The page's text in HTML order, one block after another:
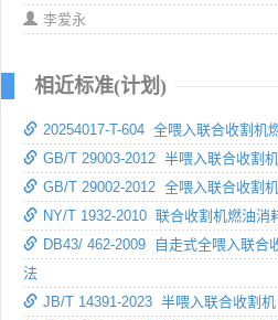
李爱永
相近标准(计划)
20254017-T-604 全喂入联合收割机
GB/T 29003-2012 半喂入联合收割
GB/T 29002-2012 全喂入联合收割
NY/T 1932-2010 联合收割机燃油消
DB43/ 462-2009 自走式全喂入联合
法
JB/T 14391-2023 半喂入联合收割